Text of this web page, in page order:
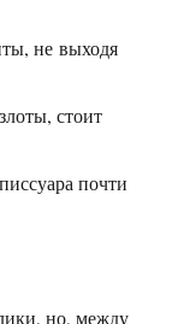
не выходя
стоит
почти
но, между